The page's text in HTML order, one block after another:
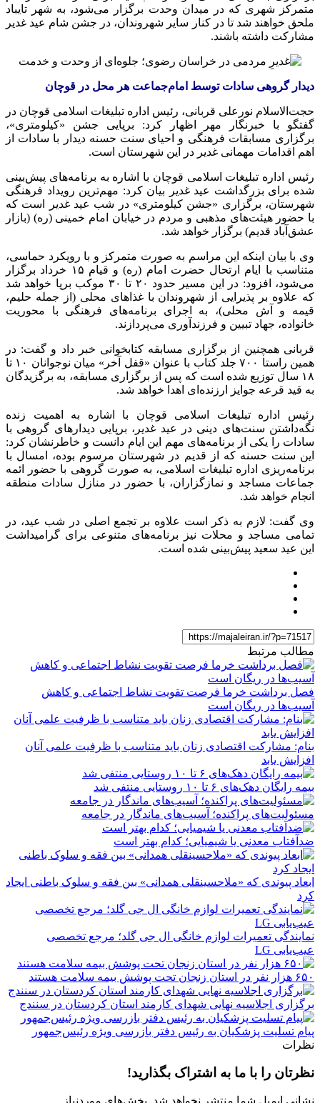
متمرکز شهری که در میدان وحدت برگزار می‌شود، به شهر تایباد
ملحق خواهند شد تا در کنار سایر شهروندان، در جشن شام عید غدیر
مشارکت داشته باشند.
دیدار گروهی سادات توسط امام‌جماعت هر محل در قوچان
حجت‌الاسلام نورعلی قربانی، رئیس اداره تبلیغات اسلامی قوچان در
گفتگو با خبرنگار مهر اظهار کرد: برپایی جشن «کیلومتری»،
برگزاری مسابقات فرهنگی و احیای سنت حسنه دیدار با سادات از
اهم اقدامات مهمانی غدیر در این شهرستان است.
رئیس اداره تبلیغات اسلامی قوچان با اشاره به برنامه‌های پیش‌بینی
شده برای بزرگداشت عید غدیر بیان کرد: مهم‌ترین رویداد فرهنگی
شهرستان، برگزاری «جشن کیلومتری» در شب عید غدیر است که
با حضور هیئت‌های مذهبی و مردم در خیابان امام خمینی (ره) (بازار
عشق‌آباد قدیم) برگزار خواهد شد.
وی با بیان اینکه این مراسم به صورت متمرکز و با رویکرد حماسی،
متناسب با ایام ارتحال حضرت امام (ره) و قیام ۱۵ خرداد برگزار
می‌شود، افزود: در این مسیر حدود ۲۰ تا ۳۰ موکب برپا خواهد شد
که علاوه بر پذیرایی از شهروندان با غذاهای محلی (از جمله حلیم،
قیمه و آش محلی)، به اجرای برنامه‌های فرهنگی با محوریت
خانواده، جهاد تبیین و فرزندآوری می‌پردازند.
قربانی همچنین از برگزاری مسابقه کتابخوانی خبر داد و گفت: در
همین راستا ۷۰۰ جلد کتاب با عنوان «قفل آخر» میان نوجوانان ۱۰ تا
۱۸ سال توزیع شده است که پس از برگزاری مسابقه، به برگزیدگان
به قید قرعه جوایز ارزنده‌ای اهدا خواهد شد.
رئیس اداره تبلیغات اسلامی قوچان با اشاره به اهمیت زنده
نگه‌داشتن سنت‌های دینی در عید غدیر، برپایی دیدارهای گروهی با
سادات را یکی از برنامه‌های مهم این ایام دانست و خاطرنشان کرد:
این سنت حسنه که از قدیم در شهرستان مرسوم بوده، امسال با
برنامه‌ریزی اداره تبلیغات اسلامی، به صورت گروهی با حضور ائمه
جماعات مساجد و نمازگزاران، با حضور در منازل سادات منطقه
انجام خواهد شد.
وی گفت: لازم به ذکر است علاوه بر تجمع اصلی در شب عید، در
تمامی مساجد و محلات نیز برنامه‌های متنوعی برای گرامیداشت
این عید سعید پیش‌بینی شده است.
مطالب مرتبط
فصل برداشت خرما فرصت تقویت نشاط اجتماعی و کاهش
آسیب‌ها در ریگان است
بنام: مشارکت اقتصادی زنان باید متناسب با ظرفیت علمی آنان
افزایش یابد
بیمه رایگان دهک‌های ۶ تا ۱۰ روستایی منتفی شد
مسئولیت‌های پراکنده؛ آسیب‌های ماندگار در جامعه
ضدآفتاب‌ معدنی یا شیمیایی؛ کدام بهتر است
ابعاد پیوندی که «ملاحسینقلی همدانی» بین فقه و سلوک باطنی ایجاد
کرد
نمایندگی تعمیرات لوازم خانگی ال جی گلد؛ مرجع تخصصی
عیب‌یابی LG
۶۵۰ هزار نفر در استان زنجان تحت پوشش بیمه سلامت هستند
برگزاری اجلاسیه نهایی شهدای کارمند استان کردستان در سنندج
پیام تسلیت پزشکیان به رئیس دفتر بازرسی ویژه رئیس‌جمهور
نظرات
نظرتان را با ما به اشتراک بگذارید!